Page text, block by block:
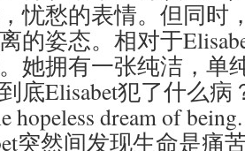
忧愁的表情。但同时
的姿态。相对于
她拥有一张纯洁，单
底Elisabet犯了什么
hopeless dream of
突然间发现生命是痛